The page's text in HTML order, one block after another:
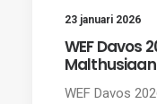
23 januari 2026
WEF Davos
WEF Davos